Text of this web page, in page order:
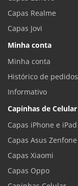
Capas Realme
Capas Jovi
Minha conta
Minha conta
Histórico de pedidos
Informativo
Capinhas de Celular
Capas iPhone e iPad
Capas Asus Zenfone
Capas Xiaomi
Capas Oppo